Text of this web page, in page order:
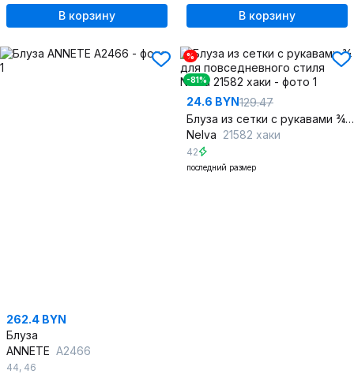
В корзину В корзину
262.4 BYN
Блуза
ANNETE A2466
44, 46
%
-81%
24.6 BYN129.47
Блуза из сетки с рукавами ¾ для повседневного стиля
Nelva 21582 хаки
42
последний размер